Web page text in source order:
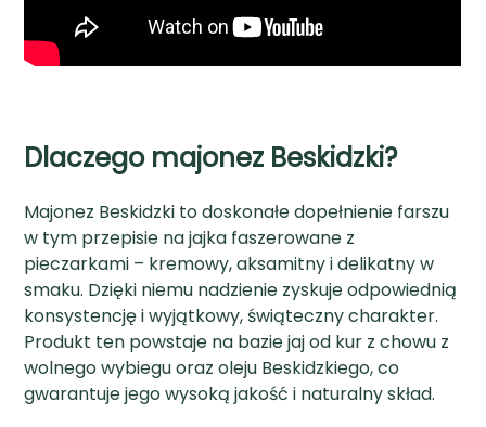
Dlaczego majonez Beskidzki?
Majonez Beskidzki to doskonałe dopełnienie farszu
w tym przepisie na jajka faszerowane z
pieczarkami – kremowy, aksamitny i delikatny w
smaku. Dzięki niemu nadzienie zyskuje odpowiednią
konsystencję i wyjątkowy, świąteczny charakter.
Produkt ten powstaje na bazie jaj od kur z chowu z
wolnego wybiegu oraz oleju Beskidzkiego, co
gwarantuje jego wysoką jakość i naturalny skład.